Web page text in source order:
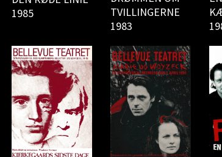
1985
TVILLINGERNE
1983